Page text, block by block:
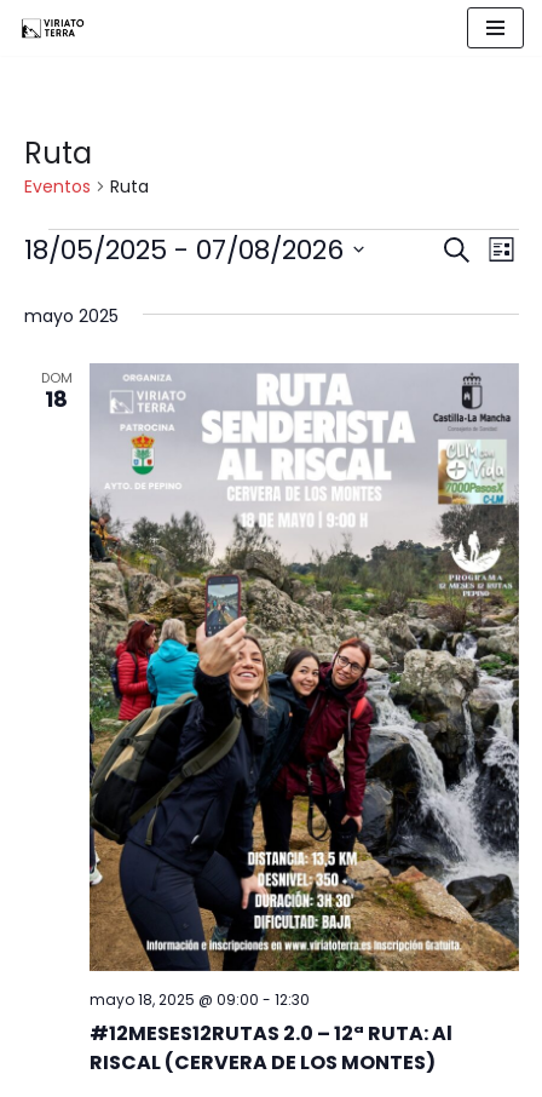
Ruta
Eventos Ruta
de
y
vistas
de
Buscar
Lista
18/05/2025 - 07/08/2026
la
mayo 2025
DOM
18
#12MESES12RUTAS 2.0 – 12ª RUTA: Al
RISCAL (CERVERA DE LOS MONTES)
mayo 18, 2025 @ 09:00 - 12:30